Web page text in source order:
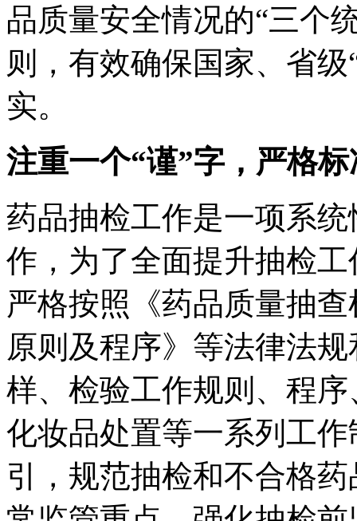
品质量安全情况的“三个
则，有效确保国家、省
实。
注重一个“谨”字，严格
药品抽检工作是一项系
作，为了全面提升抽检
严格按照《药品质量抽
原则及程序》等法律法
样、检验工作规则、程
化妆品处置等一系列工
引，规范抽检和不合格